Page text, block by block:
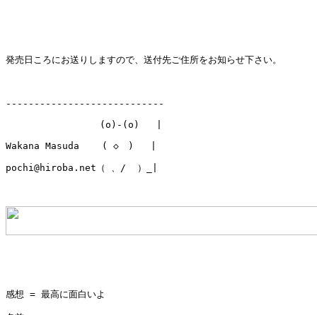
発売日ころにお送りしますので、送付先ご住所をお知らせ下さい。
----------------------------
              　 (o)-(o)   |
Wakana Masuda    ( ◇　)   |
pochi@hiroba.net（ 、/  ）_|
感想 = 最高に面白いよ